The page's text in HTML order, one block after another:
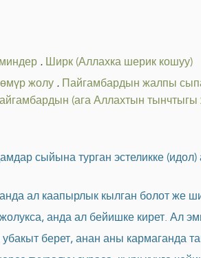
.Ширк (Аллахка шерик кошуу)
жолу.Пайгамбардын жалпы
(ага Аллахтын
сыйына турган эстеликке
ал каапырлык кылган болот же
анда ал бейишке кирет. Ал
берет, анан аны кармаганда